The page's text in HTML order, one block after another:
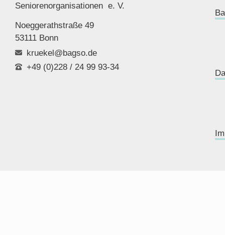
Seniorenorganisationen e. V.
Noeggerathstraße 49
53111 Bonn
kruekel@bagso.de
+49 (0)228 / 24 99 93-34